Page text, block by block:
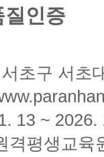
인증
초구 서초
13 ~ 2026.
격평생교육